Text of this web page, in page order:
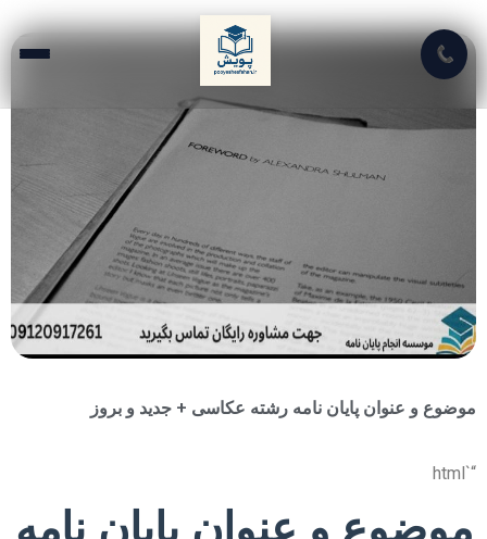
📞
موضوع و عنوان پایان نامه رشته عکاسی + جدید و بروز
“`html
موضوع و عنوان پایان نامه